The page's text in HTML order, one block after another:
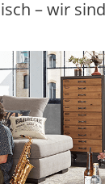
– wir